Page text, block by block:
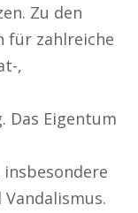
Zu den
für zahlreiche
,
Das Eigentum